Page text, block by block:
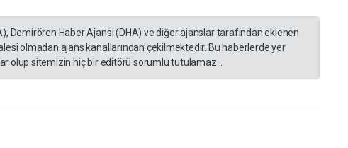
Demirören Haber Ajansı (DHA) ve diğer ajanslar tarafından eklenen
olmadan ajans kanallarından çekilmektedir. Bu haberlerde yer
olup sitemizin hiç bir editörü sorumlu tutulamaz...